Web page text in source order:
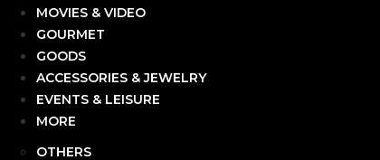
MOVIES & VIDEO
GOURMET
GOODS
ACCESSORIES & JEWELRY
EVENTS & LEISURE
MORE
OTHERS